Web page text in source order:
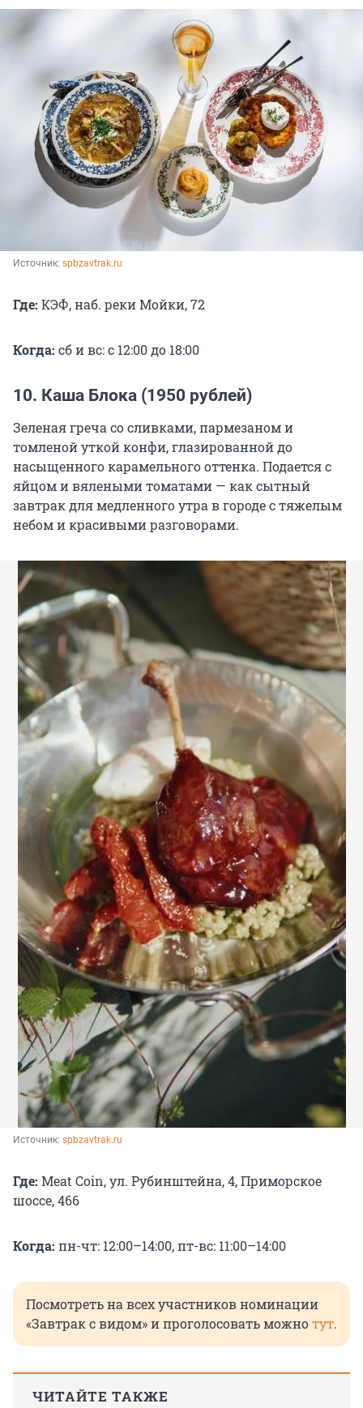
Источник: spbzavtrak.ru
Где: КЭФ, наб. реки Мойки, 72
Когда: сб и вс: с 12:00 до 18:00
10. Каша Блока (1950 рублей)
Зеленая греча со сливками, пармезаном и
томленой уткой конфи, глазированной до
насыщенного карамельного оттенка. Подается с
яйцом и вялеными томатами — как сытный
завтрак для медленного утра в городе с тяжелым
небом и красивыми разговорами.
Источник: spbzavtrak.ru
Где: Meat Coin, ул. Рубинштейна, 4, Приморское
шоссе, 466
Когда: пн-чт: 12:00–14:00, пт-вс: 11:00–14:00
Посмотреть на всех участников номинации
«Завтрак с видом» и проголосовать можнотут.
ЧИТАЙТЕ ТАКЖЕ